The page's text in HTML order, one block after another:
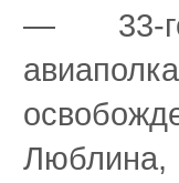
— 33-го
Люблина,